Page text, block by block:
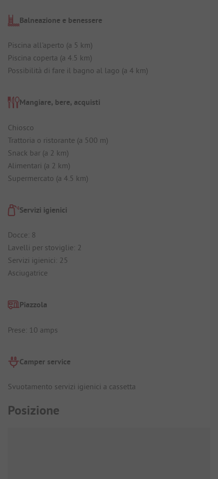
Balneazione e benessere
Piscina all'aperto (a 5 km)
Piscina coperta (a 4.5 km)
Possibilità di fare il bagno al lago (a 4 km)
Mangiare, bere, acquisti
Chiosco
Trattoria o ristorante (a 500 m)
Snack bar (a 2 km)
Alimentari (a 2 km)
Supermercato (a 4.5 km)
Servizi igienici
Docce: 8
Lavelli per stoviglie: 2
Servizi igienici: 25
Asciugatrice
Piazzola
Prese: 10 amps
Camper service
Svuotamento servizi igienici a cassetta
Posizione